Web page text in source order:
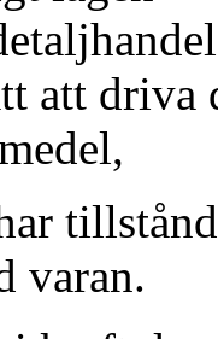
att driva
varan.